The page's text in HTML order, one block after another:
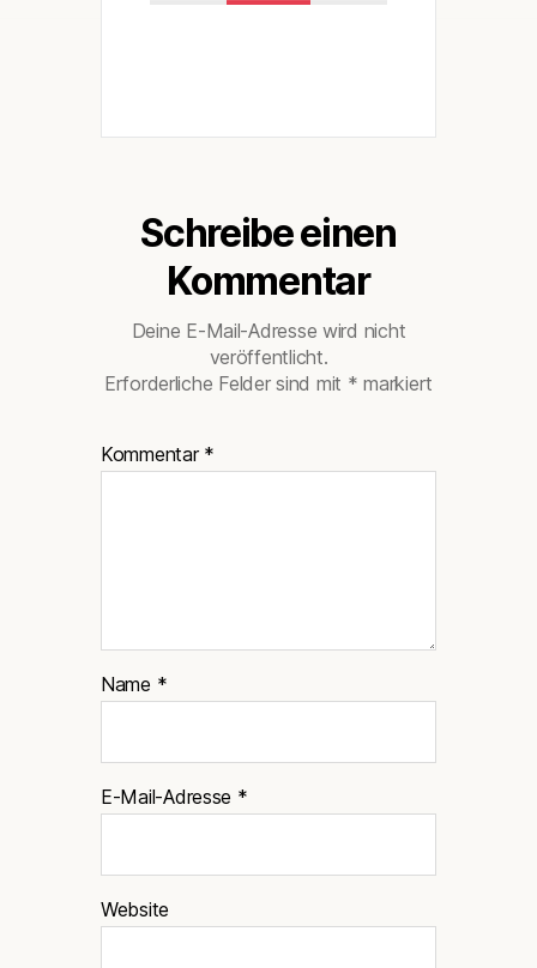
Schreibe einen
Kommentar
Deine E-Mail-Adresse wird nicht
veröffentlicht.
Erforderliche Felder sind mit * markiert
Kommentar *
Name *
E-Mail-Adresse *
Website